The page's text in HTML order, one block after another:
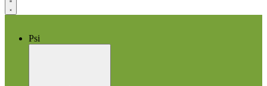
Psi